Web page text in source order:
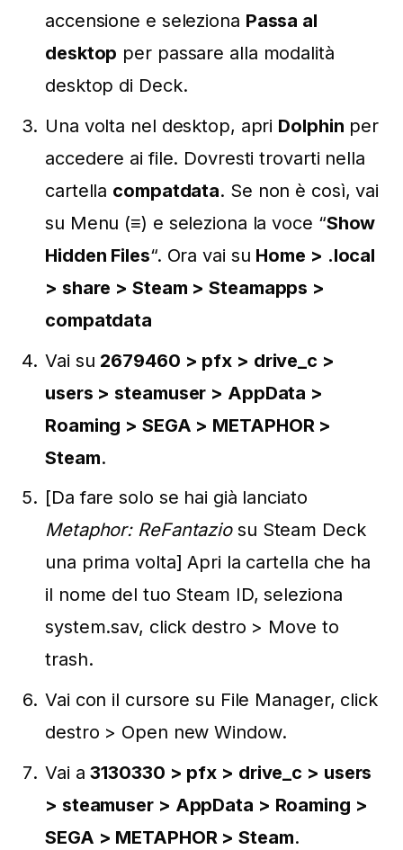
accensione e seleziona Passa al
desktop per passare alla modalità
desktop di Deck.
Una volta nel desktop, apri Dolphin per
accedere ai file. Dovresti trovarti nella
cartella compatdata. Se non è così, vai
su Menu (≡) e seleziona la voce “Show
Hidden Files“. Ora vai su Home > .local
> share > Steam > Steamapps >
compatdata
Vai su 2679460 > pfx > drive_c >
users > steamuser > AppData >
Roaming > SEGA > METAPHOR >
Steam.
[Da fare solo se hai già lanciato
Metaphor: ReFantaziosu Steam Deck
una prima volta] Apri la cartella che ha
il nome del tuo Steam ID, seleziona
system.sav, click destro > Move to
trash.
Vai con il cursore su File Manager, click
destro > Open new Window.
Vai a3130330 > pfx > drive_c > users
> steamuser > AppData > Roaming >
SEGA > METAPHOR > Steam.